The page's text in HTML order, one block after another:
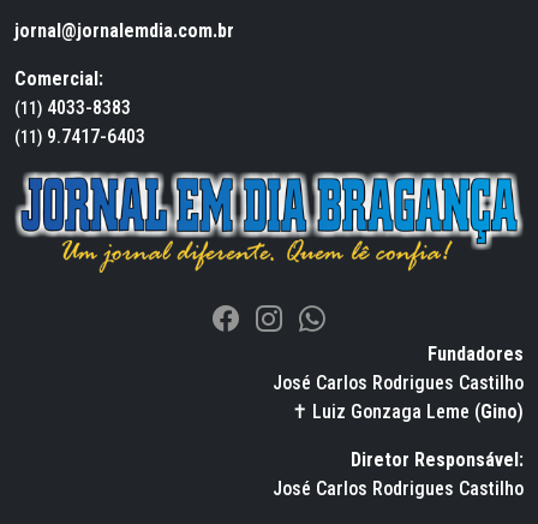
jornal@jornalemdia.com.br
Comercial:
(11) 4033-8383
(11) 9.7417-6403
Fundadores
José Carlos Rodrigues Castilho
✝ Luiz Gonzaga Leme (Gino)
Diretor Responsável:
José Carlos Rodrigues Castilho